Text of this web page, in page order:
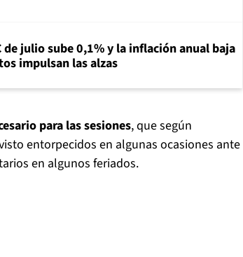
de julio sube 0,1% y la inflación anual baja
impulsan las alzas
para las sesiones, que según
entorpecidos en algunas ocasiones ante
en algunos feriados.